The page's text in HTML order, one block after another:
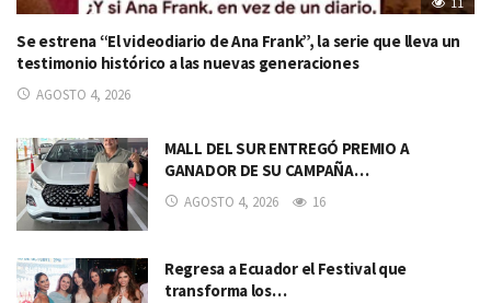
Se estrena “El videodiario de Ana Frank”, la serie que lleva un
testimonio histórico a las nuevas generaciones
AGOSTO 4, 2026
MALL DEL SUR ENTREGÓ PREMIO A
GANADOR DE SU CAMPAÑA…
AGOSTO 4, 2026 16
Regresa a Ecuador el Festival que
transforma los…